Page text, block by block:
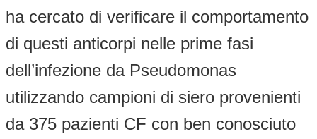
ha cercato di verificare il comportamento
di questi anticorpi nelle prime fasi
dell’infezione da Pseudomonas
utilizzando campioni di siero provenienti
da 375 pazienti CF con ben conosciuto